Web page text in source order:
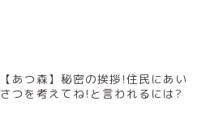
【あつ森】秘密の挨拶!住民にあい
さつを考えてね!と言われるには?